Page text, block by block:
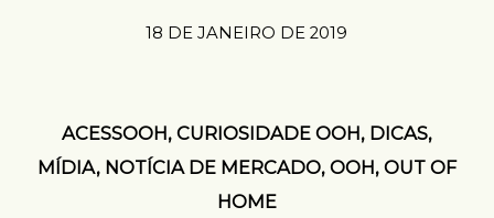
18 DE JANEIRO DE 2019
ACESSOOH, CURIOSIDADE OOH, DICAS,
MÍDIA, NOTÍCIA DE MERCADO, OOH, OUT OF
HOME